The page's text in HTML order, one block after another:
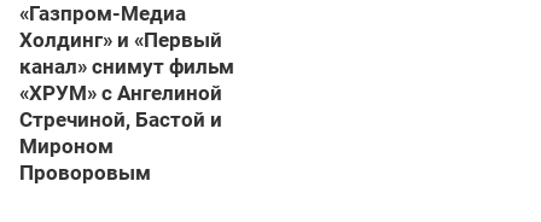
«Газпром-Медиа
Холдинг» и «Первый
канал» снимут фильм
«ХРУМ» с Ангелиной
Стречиной, Бастой и
Мироном
Проворовым